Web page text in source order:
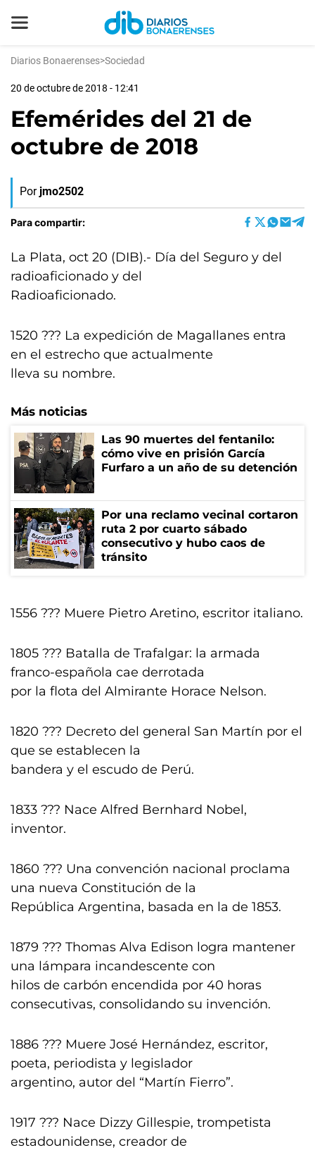
Diarios Bonaerenses>Sociedad
20 de octubre de 2018 - 12:41
Efemérides del 21 de
octubre de 2018
Por jmo2502
Para compartir:
La Plata, oct 20 (DIB).- Día del Seguro y del
radioaficionado y del
Radioaficionado.
1520 ??? La expedición de Magallanes entra
en el estrecho que actualmente
lleva su nombre.
Más noticias
Las 90 muertes del fentanilo:
cómo vive en prisión García
Furfaro a un año de su detención
Por una reclamo vecinal cortaron
ruta 2 por cuarto sábado
consecutivo y hubo caos de
tránsito
1556 ??? Muere Pietro Aretino, escritor italiano.
1805 ??? Batalla de Trafalgar: la armada
franco-española cae derrotada
por la flota del Almirante Horace Nelson.
1820 ??? Decreto del general San Martín por el
que se establecen la
bandera y el escudo de Perú.
1833 ??? Nace Alfred Bernhard Nobel,
inventor.
1860 ??? Una convención nacional proclama
una nueva Constitución de la
República Argentina, basada en la de 1853.
1879 ??? Thomas Alva Edison logra mantener
una lámpara incandescente con
hilos de carbón encendida por 40 horas
consecutivas, consolidando su invención.
1886 ??? Muere José Hernández, escritor,
poeta, periodista y legislador
argentino, autor del “Martín Fierro”.
1917 ??? Nace Dizzy Gillespie, trompetista
estadounidense, creador de